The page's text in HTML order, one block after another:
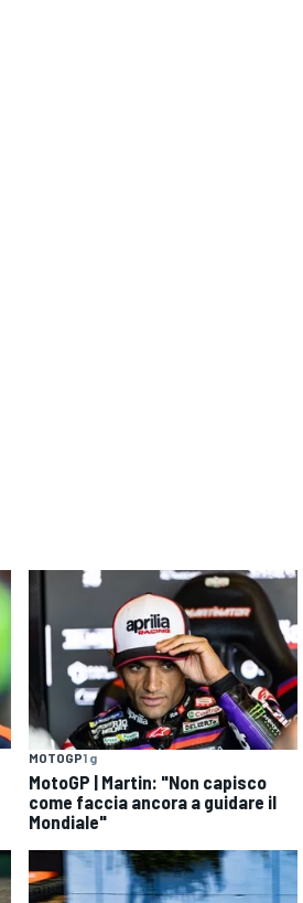
MOTOGP1 g
MotoGP | Martin: "Non capisco
come faccia ancora a guidare il
Mondiale"